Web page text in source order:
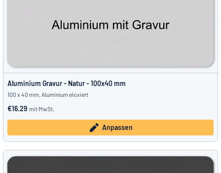
Aluminium Gravur - Natur - 100x40 mm
100 x 40 mm, Aluminium eloxiert
€16.29 mit MwSt.
Anpassen